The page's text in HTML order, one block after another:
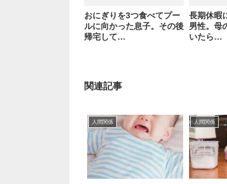
おにぎりを3つ食べてプー
ルに向かった息子。その後
帰宅して…
長期休暇
男性。母
いたら…
関連記事
人間関係 人間関係